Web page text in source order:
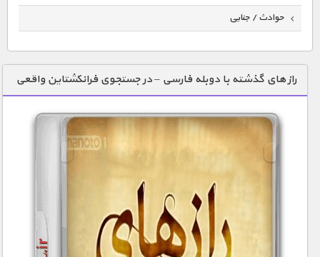
حوادث / جنایی
دنیای خوراکی ها
زمین شناسی / محیط زیست
سازه/ معماری/ مهندسی
سرگرمی
شناخت کودکان
علم و فناوری
فرهنگ / هنر
راز های گذشته با دوبله فارسی – در جستجوی فرانکشتاین واقعی